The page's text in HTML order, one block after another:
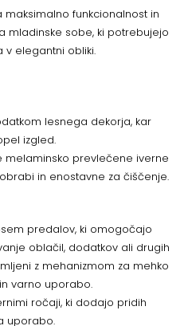
funkcionalnost in
mladinske sobe, ki potrebujejo
elegantni obliki.
lesnega dekorja, kar
izgled.
melaminsko prevlečene iverne
in enostavne za čiščenje.
predalov, ki omogočajo
oblačil, dodatkov ali drugih
z mehanizmom za mehko
varno uporabo.
ročaji, ki dodajo pridih
uporabo.